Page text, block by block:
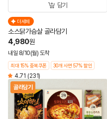
담기
더세페
소스닭가슴살 골라담기
4,980원
내일 8/10(월) 도착
최대 15% 중복쿠폰 30개 사면 57% 할인
4.71 (231)
골라담기